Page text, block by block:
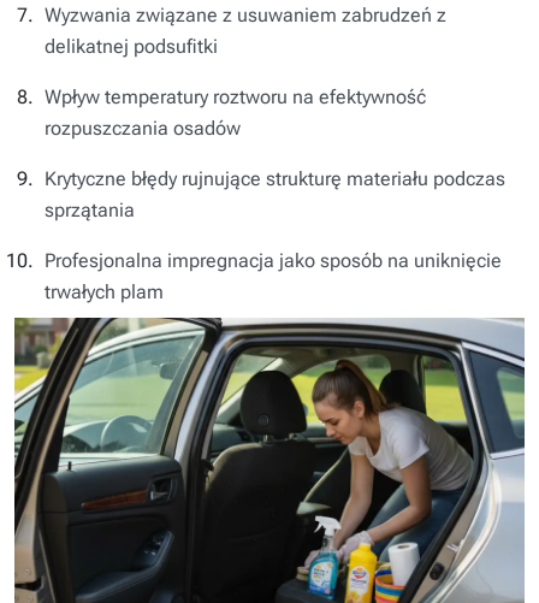
Wyzwania związane z usuwaniem zabrudzeń z
delikatnej podsufitki
Wpływ temperatury roztworu na efektywność
rozpuszczania osadów
Krytyczne błędy rujnujące strukturę materiału podczas
sprzątania
Profesjonalna impregnacja jako sposób na uniknięcie
trwałych plam